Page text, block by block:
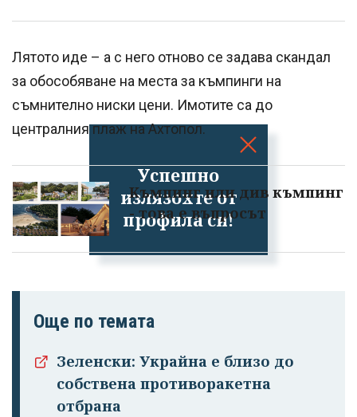
Успешно
излязохте от
профила си!
Лятото иде – а с него отново се задава скандал
за обособяване на места за къмпинги на
съмнително ниски цени. Имотите са до
централния плаж на Ахтопол.
Къмпинг или див къмпинг
- това е въпросът
Още по темата
Зеленски: Украйна е близо до
собствена противоракетна
отбрана